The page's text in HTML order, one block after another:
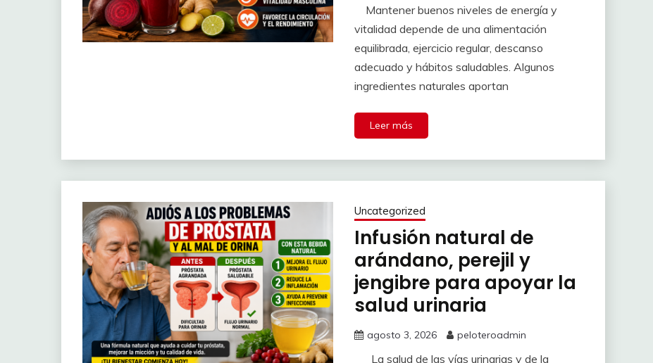
Mantener buenos niveles de energía y
vitalidad depende de una alimentación
equilibrada, ejercicio regular, descanso
adecuado y hábitos saludables. Algunos
ingredientes naturales aportan
Leer más
Uncategorized
Infusión natural de
arándano, perejil y
jengibre para apoyar la
salud urinaria
agosto 3, 2026 peloteroadmin
La salud de las vías urinarias y de la